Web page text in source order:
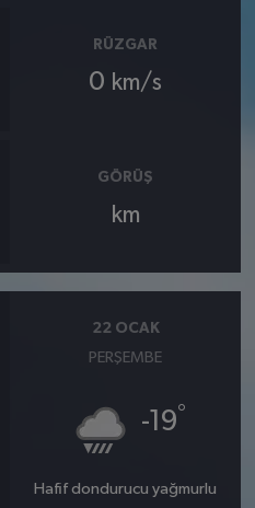
RÜZGAR
0 km/s
GÖRÜŞ
km
22 OCAK
PERŞEMBE
-19°
Hafif dondurucu yağmurlu